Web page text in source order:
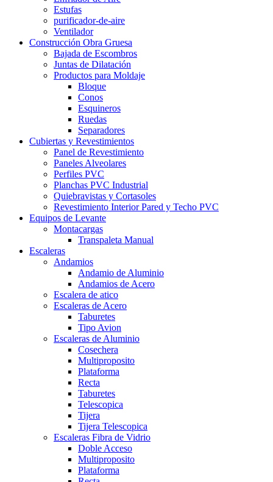
Estufas
purificador-de-aire
Ventilador
Construcción Obra Gruesa
Bajada de Escombros
Juntas de Dilatación
Productos para Moldaje
Bloque
Conos
Esquineros
Ruedas
Separadores
Cubiertas y Revestimientos
Panel de Revestimiento
Paneles Alveolares
Perfiles PVC
Planchas PVC Industrial
Quiebravistas y Cortasoles
Revestimiento Interior Pared y Techo PVC
Equipos de Levante
Montacargas
Transpaleta Manual
Escaleras
Andamios
Andamio de Aluminio
Andamios de Acero
Escalera de atico
Escaleras de Acero
Taburetes
Tipo Avion
Escaleras de Aluminio
Cosechera
Multiproposito
Plataforma
Recta
Taburetes
Telescopica
Tijera
Tijera Telescopica
Escaleras Fibra de Vidrio
Doble Acceso
Multiproposito
Plataforma